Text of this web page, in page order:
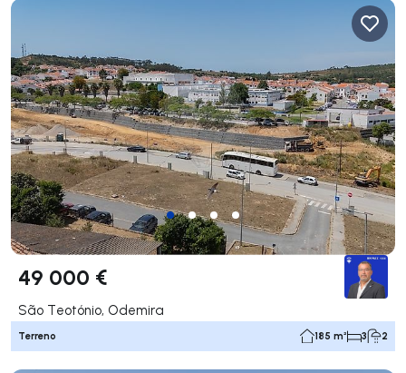
49 000 €
São Teotónio, Odemira
Terreno 185 m² 3 2